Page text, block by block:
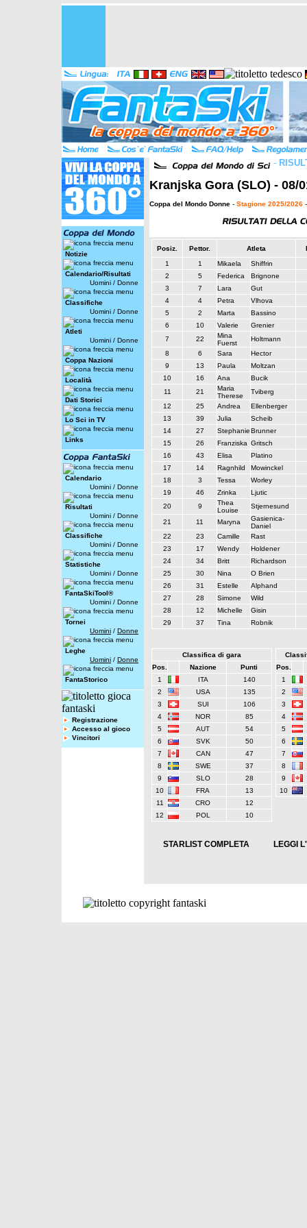
Notizie
Calendario/Risultati
Uomini / Donne
Classifiche
Uomini / Donne
Atleti
Uomini / Donne
Coppa Nazioni
Località
Dati Storici
Lo Sci in TV
Links
Calendario
Uomini / Donne
Risultati
Uomini / Donne
Classifiche
Uomini / Donne
Statistiche
Uomini / Donne
FantaSkiTool®
Uomini / Donne
Tornei
Uomini / Donne
Leghe
Uomini / Donne
FantaStorico
Registrazione
Accesso al gioco
Vincitori
-
Kranjska Gora (SLO) - 08/
Coppa del Mondo Donne - Stagione 2025/2026
Posiz. Pettor. Atleta
1
1 Mikaela
Shiffrin
2
5 Federica
Brignone
3
7 Lara
Gut
4
4 Petra
Vlhova
5
2 Marta
Bassino
6
10 Valerie
Grenier
7
22
Mina
Fuerst
Holtmann
8
6 Sara
Hector
9
13 Paula
Moltzan
10
16 Ana
Bucik
11
21
Maria
Therese
Tviberg
12
25 Andrea
Ellenberger
13
39 Julia
Scheib
14
27 StephanieBrunner
15
26 Franziska Gritsch
16
43 Elisa
Platino
17
14 Ragnhild
Mowinckel
18
3 Tessa
Worley
19
46 Zrinka
Ljutic
20
9
Thea
Louise
Stjernesund
21 11 Maryna
Gasienica-
Daniel
22
23 Camille
Rast
23
17 Wendy
Holdener
24
34 Britt
Richardson
25
30 Nina
O Brien
26
31 Estelle
Alphand
27
28 Simone
Wild
28
12 Michelle
Gisin
29
37 Tina Robnik
Classifica di gara
Pos.
Nazione
Punti
1
ITA
140
2
USA
135
3
SUI
106
4
NOR
85
5
AUT
54
6
SVK
50
7
CAN
47
8
SWE
37
9
SLO
28
10
FRA
13
11
CRO
12
12
POL 10
Pos.
1
2
3
4
5
6
7
8
9
10
STARLIST COMPLETA LEGGI